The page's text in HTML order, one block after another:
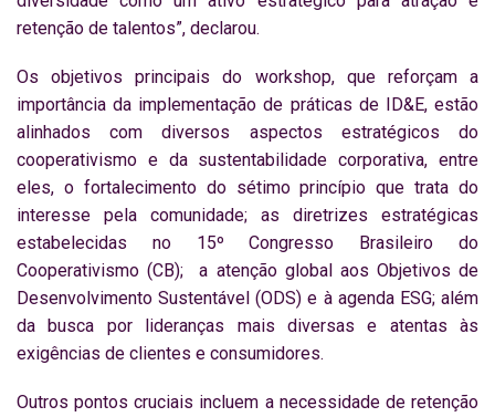
retenção de talentos”, declarou.
Os objetivos principais do workshop, que reforçam a
importância da implementação de práticas de ID&E, estão
alinhados com diversos aspectos estratégicos do
cooperativismo e da sustentabilidade corporativa, entre
eles, o fortalecimento do sétimo princípio que trata do
interesse pela comunidade; as diretrizes estratégicas
estabelecidas no 15º Congresso Brasileiro do
Cooperativismo (CB); a atenção global aos Objetivos de
Desenvolvimento Sustentável (ODS) e à agenda ESG; além
da busca por lideranças mais diversas e atentas às
exigências de clientes e consumidores.
Outros pontos cruciais incluem a necessidade de retenção